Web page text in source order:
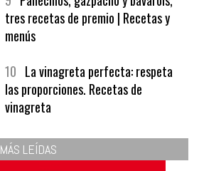
tres recetas de premio | Recetas y
menús
10 La vinagreta perfecta: respeta
las proporciones. Recetas de
vinagreta
MÁS LEÍDAS